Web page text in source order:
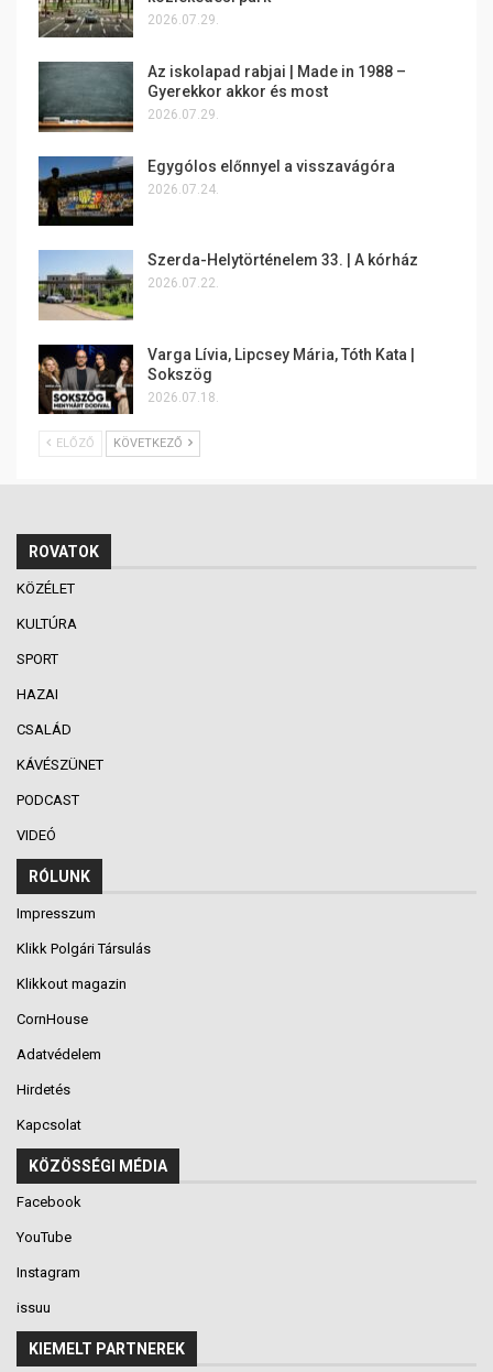
2026.07.29.
Az iskolapad rabjai | Made in 1988 –
Gyerekkor akkor és most
2026.07.29.
Egygólos előnnyel a visszavágóra
2026.07.24.
Szerda-Helytörténelem 33. | A kórház
2026.07.22.
Varga Lívia, Lipcsey Mária, Tóth Kata |
Sokszög
2026.07.18.
ELŐZŐ KÖVETKEZŐ
ROVATOK
KÖZÉLET
KULTÚRA
SPORT
HAZAI
CSALÁD
KÁVÉSZÜNET
PODCAST
VIDEÓ
RÓLUNK
Impresszum
Klikk Polgári Társulás
Klikkout magazin
CornHouse
Adatvédelem
Hirdetés
Kapcsolat
KÖZÖSSÉGI MÉDIA
Facebook
YouTube
Instagram
issuu
KIEMELT PARTNEREK